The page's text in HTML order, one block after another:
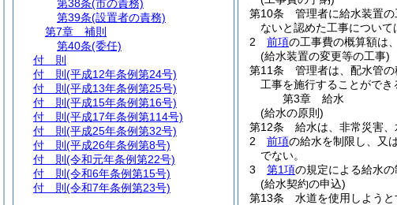
第10条
管理者に給水装置
ないと認めた工事について
2
前項の工事費の概算額は
(給水装置の変更等の工事)
第11条
管理者は、配水管
工事を施行することができ
第3章
給水
(給水の原則)
第12条
給水は、非常災害
2
前項の給水を制限し、又
でない。
3
第1項の規定による給水
(給水契約の申込)
第13条
水道を使用しよう
第38条(市の責務)
第39条(設置者の責務)
第7章
補則
第40条(委任)
付 則
付 則 (平成12年条例第24号)
付 則 (平成13年条例第25号)
付 則 (平成15年条例第16号)
付 則 (平成17年条例第114号)
付 則 (平成25年条例第32号)
付 則 (平成26年条例第8号)
付 則 (令和元年条例第22号)
付 則 (令和6年条例第15号)
付 則 (令和7年条例第23号)